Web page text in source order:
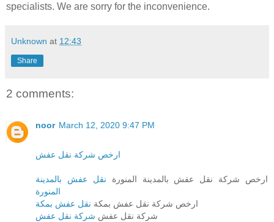
specialists. We are sorry for the inconvenience.
Unknown at 12:43
Share
2 comments:
noor March 12, 2020 9:47 PM
ارخص شركة نقل عفش
ارخص شركة نقل عفش بالمدينة المنورة نقل عفش بالمدينة
المنورة
ارخص شركة نقل عفش بمكة نقل عفش بمكة
شركة نقل عفش شركة نقل عفش